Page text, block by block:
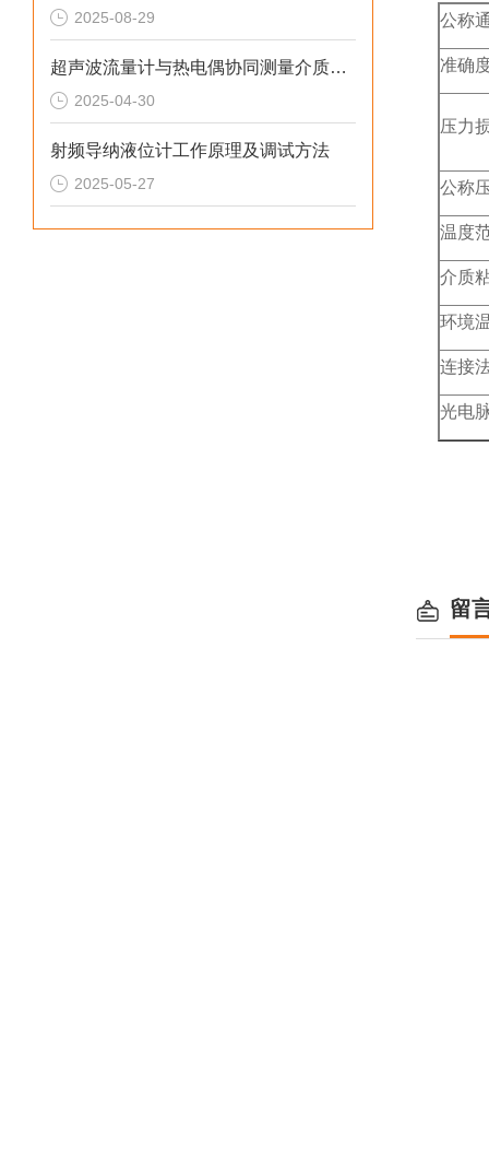
2025-08-29
超声波流量计与热电偶协同测量介质热量的技术方案
2025-04-30
射频导纳液位计工作原理及调试方法
2025-05-27
公称
准确
压力
公称
温度
介质
环境
连接
光电
留